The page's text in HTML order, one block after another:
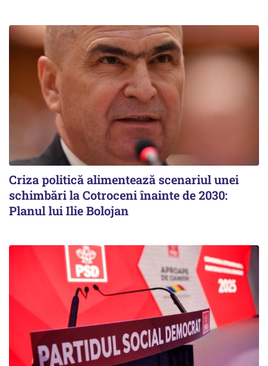
Criza politică alimentează scenariul unei
schimbări la Cotroceni înainte de 2030:
Planul lui Ilie Bolojan